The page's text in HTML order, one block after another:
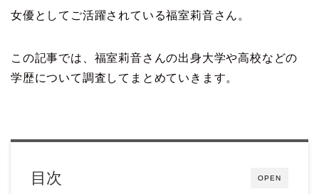
女優としてご活躍されている福室莉音さん。
この記事では、福室莉音さんの出身大学や高校などの
学歴について調査してまとめていきます。
OPEN
目次